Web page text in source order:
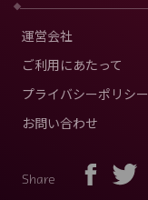
運営会社
ご利用にあたって
プライバシーポリシー
お問い合わせ
Share